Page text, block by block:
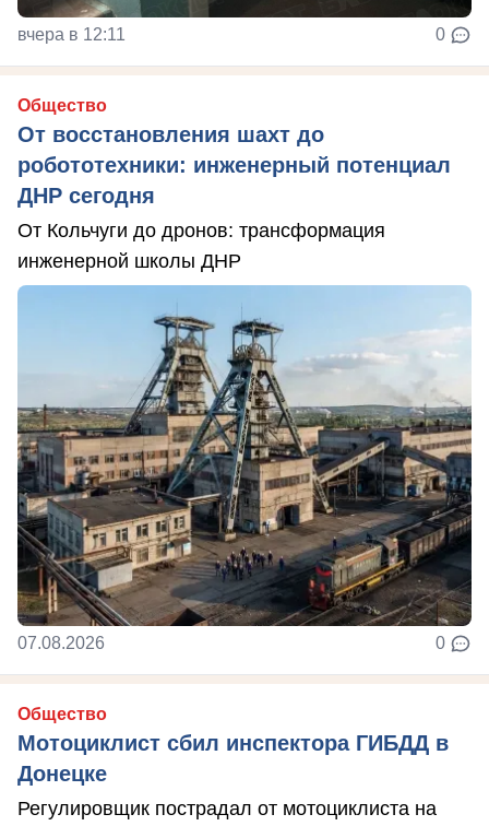
вчера в 12:11 0
Общество
От восстановления шахт до
робототехники: инженерный потенциал
ДНР сегодня
От Кольчуги до дронов: трансформация
инженерной школы ДНР
07.08.2026 0
Общество
Мотоциклист сбил инспектора ГИБДД в
Донецке
Регулировщик пострадал от мотоциклиста на